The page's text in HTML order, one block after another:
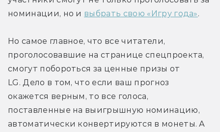
номинации, но и выбрать свою «Игру года».
Но самое главное, что все читатели,
проголосовавшие на странице спецпроекта,
смогут побороться за ценные призы от
LG. Дело в том, что если ваш прогноз
окажется верным, то все голоса,
поставленные на выигрышную номинацию,
автоматически конвертируются в монеты. А